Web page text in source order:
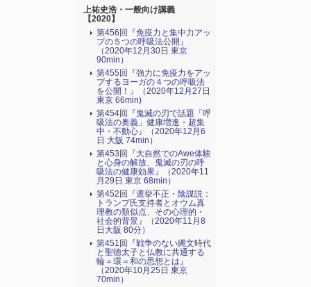
上祐史浩・一般向け講義
【2020】
第456回『免疫力と集中力アッ
プの５つの呼吸法公開』
（2020年12月30日 東京
90min）
第455回『強力に免疫力をアッ
プするヨーガの４つの呼吸法
を公開！』（2020年12月27日
東京 66min)
第454回『鬼滅の刃で話題「呼
吸法の奥義」健康増進・超集
中・不動心』（2020年12月6
日 大阪 74min）
第453回『大自然でのAwe体験
と心身の解放、鬼滅の刃の呼
吸法の健康効果』（2020年11
月29日 東京 68min）
第452回『選挙不正・陰謀説：
トランプ氏支持者とオウム真
理教の類似点、その心理的・
社会的背景』（2020年11月8
日大阪 80分）
第451回『戦争のない縄文時代
と聖徳太子と仏教に共通する
輪＝環＝和の思想とは』
（2020年10月25日 東京
70min）